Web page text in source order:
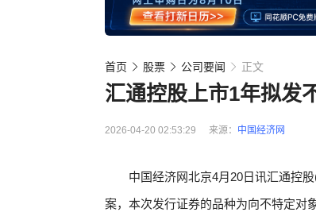
首页 股票 公司要闻 正文
汇通控股上市1年拟发
2026-04-20 02:53:29 来源： 中国经济网
中国经济网北京4月20日讯汇通控
案，本次发行证券的品种为向不特定对